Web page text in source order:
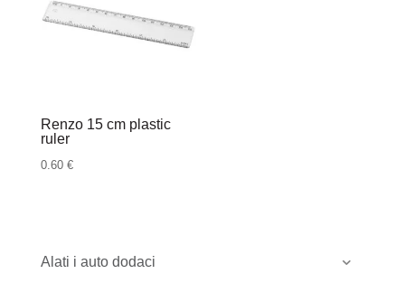
Alati i auto dodaci
Renzo 15 cm plastic
ruler
0.60 €